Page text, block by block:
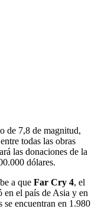
de 7,8 de magnitud,
todas las obras
las donaciones de la
dólares.
a que Far Cry 4, el
en el país de Asia y en
se encuentran en 1.980